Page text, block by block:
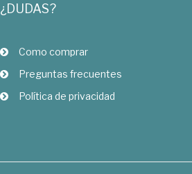
¿DUDAS?
Como comprar
Preguntas frecuentes
Política de privacidad